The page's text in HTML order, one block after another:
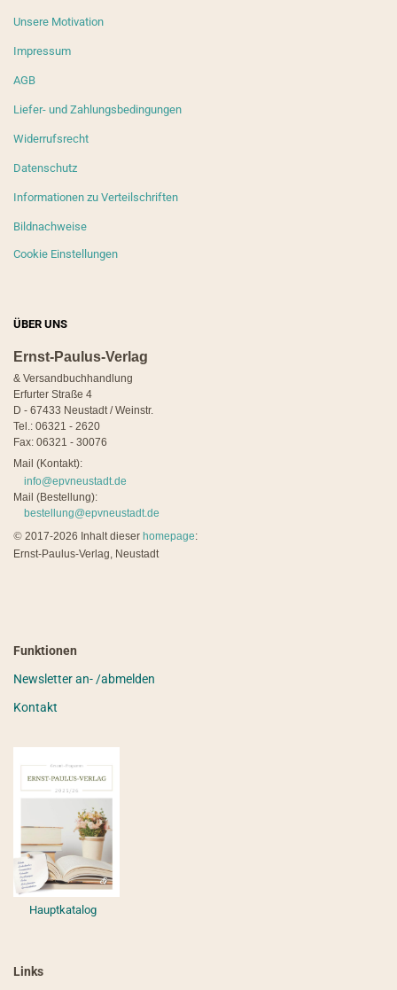
Unsere Motivation
Impressum
AGB
Liefer- und Zahlungsbedingungen
Widerrufsrecht
Datenschutz
Informationen zu Verteilschriften
Bildnachweise
Cookie Einstellungen
ÜBER UNS
Ernst-Paulus-Verlag
& Versandbuchhandlung
Erfurter Straße 4
D - 67433 Neustadt / Weinstr.
Tel.: 06321 - 2620
Fax: 06321 - 30076
Mail (Kontakt):
info@epvneustadt.de
Mail (Bestellung):
bestellung@epvneustadt.de
© 2017-2026 Inhalt dieser homepage:
Ernst-Paulus-Verlag, Neustadt
Funktionen
Newsletter an- /abmelden
Kontakt
Hauptkatalog
Links